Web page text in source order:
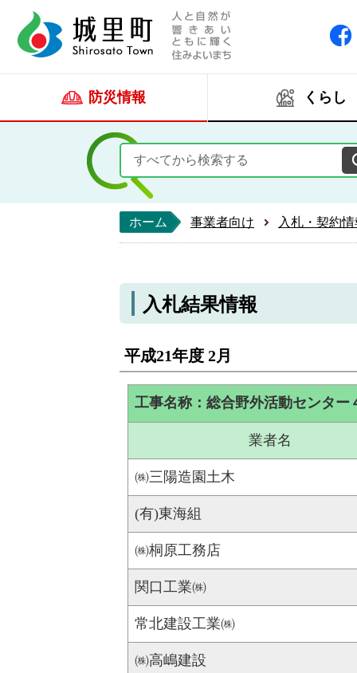
防災情報 くらし
ホーム 事業者向け 入札・契約
入札結果情報
平成21年度 2月
工事名称：総合野外活動センター
業者名
㈱三陽造園土木
(有)東海組
㈱桐原工務店
関口工業㈱
常北建設工業㈱
㈱高嶋建設